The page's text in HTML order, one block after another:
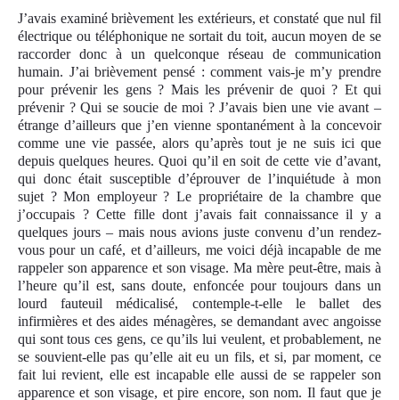
J’avais examiné brièvement les extérieurs, et constaté que nul fil
électrique ou téléphonique ne sortait du toit, aucun moyen de se
raccorder donc à un quelconque réseau de communication
humain. J’ai brièvement pensé : comment vais-je m’y prendre
pour prévenir les gens ? Mais les prévenir de quoi ? Et qui
prévenir ? Qui se soucie de moi ? J’avais bien une vie avant –
étrange d’ailleurs que j’en vienne spontanément à la concevoir
comme une vie passée, alors qu’après tout je ne suis ici que
depuis quelques heures. Quoi qu’il en soit de cette vie d’avant,
qui doncétait susceptible d’éprouver de l’inquiétude à mon
sujet ? Mon employeur ? Le propriétaire de la chambre que
j’occupais ? Cette fille dont j’avais fait connaissance il y a
quelques jours – mais nous avions juste convenu d’un rendez-
vous pour un café, et d’ailleurs, me voici déjà incapable de me
rappeler son apparence et son visage. Ma mère peut-être, mais à
l’heure qu’il est, sans doute, enfoncée pour toujours dans un
lourd fauteuil médicalisé, contemple-t-elle le ballet des
infirmières et des aides ménagères, se demandant avec angoisse
qui sont tous ces gens, ce qu’ils lui veulent, et probablement, ne
se souvient-elle pas qu’elle ait eu un fils, et si, par moment, ce
fait lui revient, elle est incapable elle aussi de se rappeler son
apparence et son visage, et pire encore, son nom. Il faut que je